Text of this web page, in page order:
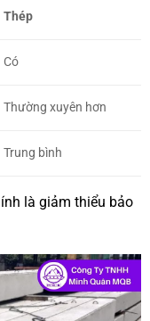
Thép
Có
Thường xuyên hơn
Trung bình
là giảm thiểu bảo